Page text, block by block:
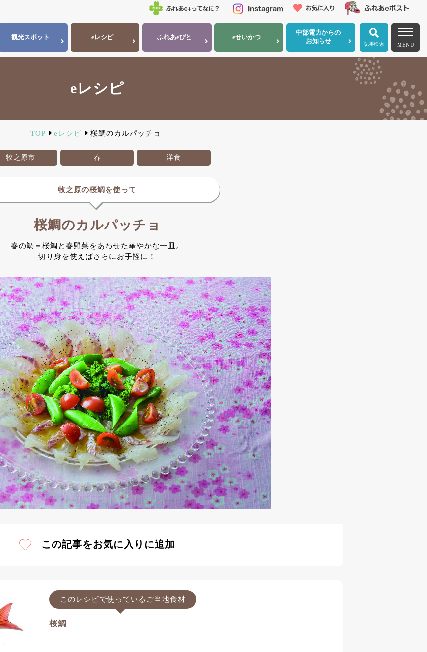
観光スポット eレシピ ふれあeびと eせいかつ
中部電力からの
お知らせ
記事検索 MENU
eレシピ
TOP eレシピ 桜鯛のカルパッチョ
牧之原市 春 洋食
牧之原の桜鯛を使って
桜鯛のカルパッチョ
春の鯛＝桜鯛と春野菜をあわせた華やかな一皿。
切り身を使えばさらにお手軽に！
この記事をお気に入りに追加
このレシピで使っているご当地食材
桜鯛